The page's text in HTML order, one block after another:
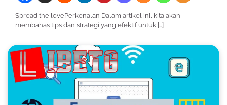
Spread the lovePerkenalan Dalam artikel ini, kita akan
membahas tips dan strategi yang efektif untuk […]